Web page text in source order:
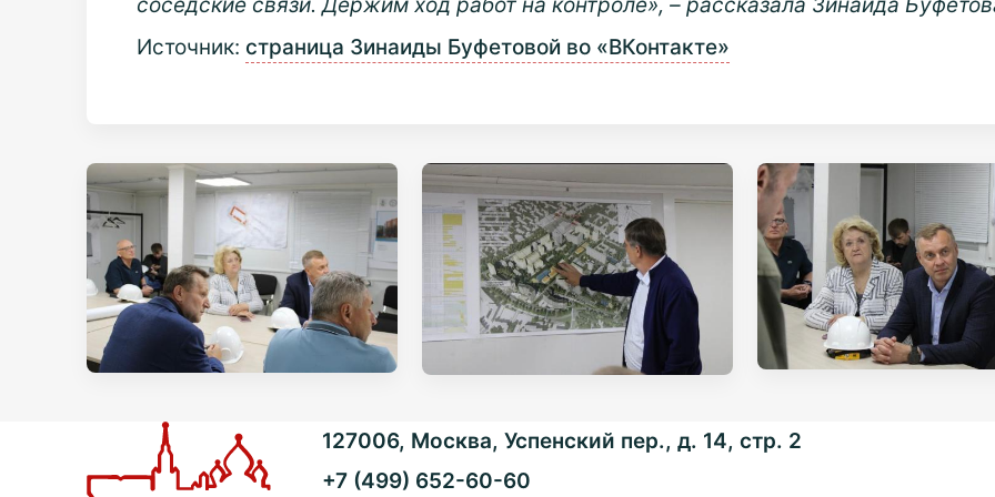
Источник: страница Зинаиды Буфетовой во «ВКонтакте»
127006, Москва, Успенский пер., д. 14, стр. 2
+7 (499) 652-60-60